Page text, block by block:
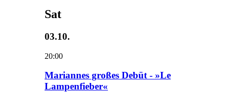
Sat
03.10.
20:00
Mariannes großes Debüt - »Le
Lampenfieber«